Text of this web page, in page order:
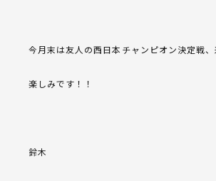
今月末は友人の西日本チャンピオン決定戦
楽しみです！！
鈴木